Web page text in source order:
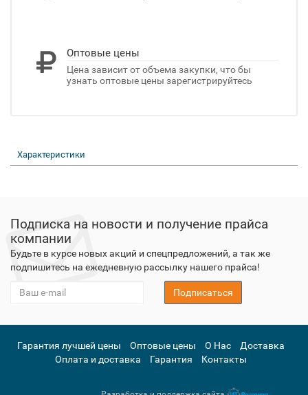
Оптовые цены
Цена зависит от объема закупки, что бы
узнать оптовые цены зарегистрируйтесь
Характеристики
Подписка на новости и получение прайса
компании
Будьте в курсе новых акций и спецпредложений, а так же
подпишитесь на ежедневную рассылку нашего прайса!
Подписаться
Гарантия лучшей цены Оптовые цены О Нас
Доставка
Оплата и доставка
Гарантия Контакты